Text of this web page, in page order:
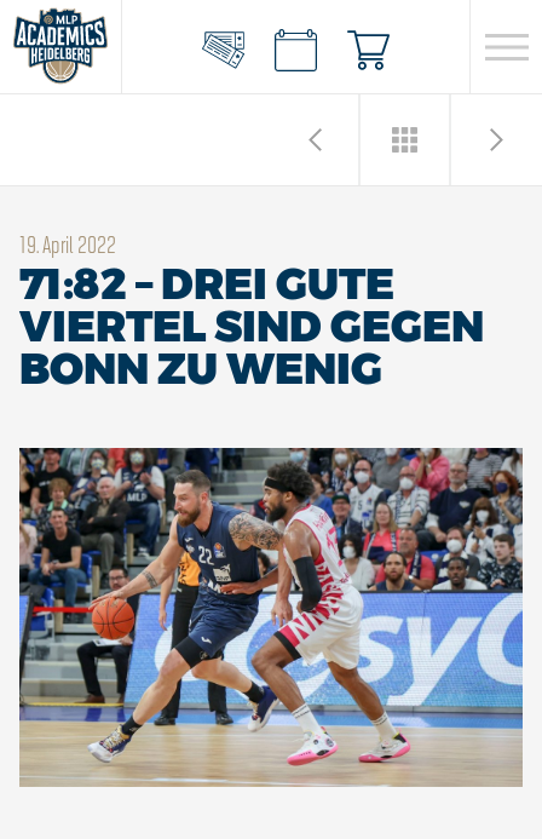
19. April 2022
71:82 – DREI GUTE
VIERTEL SIND GEGEN
BONN ZU WENIG